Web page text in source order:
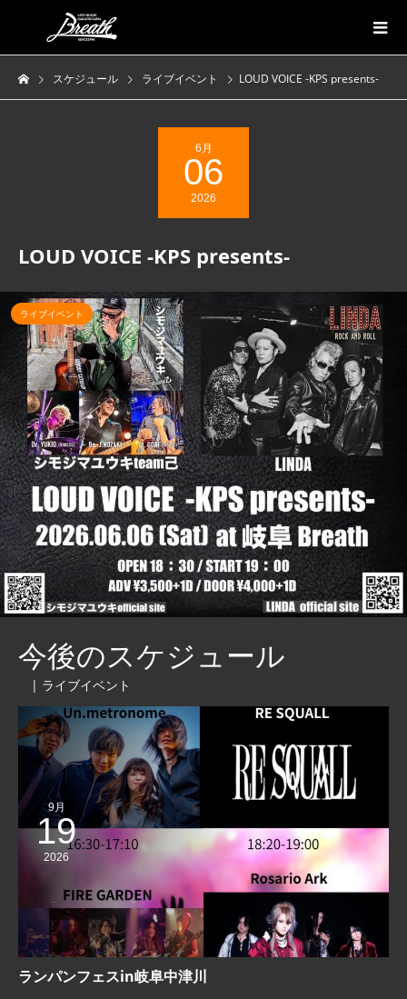
スケジュール ライブイベント LOUD VOICE -KPS presents-
6月
06
2026
LOUD VOICE -KPS presents-
ライブイベント
今後のスケジュール
| ライブイベント
9月
19
2026
ランパンフェスin岐阜中津川